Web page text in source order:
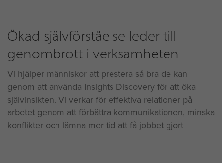
Ökad självförståelse leder till
genombrott i verksamheten
Vi hjälper människor att prestera så bra de kan
genom att använda Insights Discovery för att öka
självinsikten. Vi verkar för effektiva relationer på
arbetet genom att förbättra kommunikationen, minska
konflikter och lämna mer tid att få jobbet gjort